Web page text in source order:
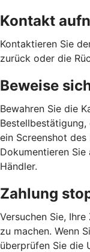
Kontakt
Kontaktieren Sie
zurück oder die
Beweise
Bewahren Sie die
ein Screenshot
Dokumentieren
Händler.
Zahlung
Versuchen Sie,
zu machen. Wenn
überprüfen Sie die